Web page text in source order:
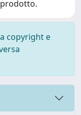
copyright e